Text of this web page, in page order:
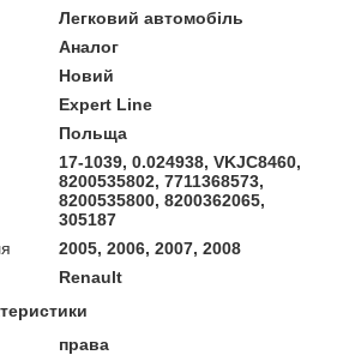
Легковий автомобіль
Аналог
Новий
Expert Line
Польща
17-1039, 0.024938, VKJC8460,
8200535802, 7711368573,
8200535800, 8200362065,
305187
2005, 2006, 2007, 2008
Renault
права